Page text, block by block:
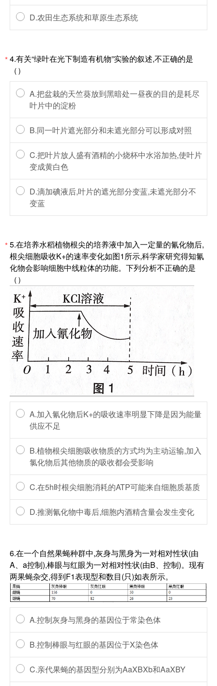
D.农田生态系统和草原生态系统
*4.有关“绿叶在光下制造有机物”实验的叙述,不正确的是
（）
A.把盆栽的天竺葵放到黑暗处一昼夜的目的是耗尽
叶片中的淀粉
B.同一叶片遮光部分和未遮光部分可以形成对照
C.把叶片放人盛有酒精的小烧杯中水浴加热,使叶片
变成黄白色
D.滴加碘液后,叶片的遮光部分变蓝,未遮光部分不
变蓝
*5.在培养水稻植物根尖的培养液中加入一定量的氰化物后,
根尖细胞吸收K+的速率变化如图1所示,科学家研究得知氰
化物会影响细胞中线粒体的功能。下列分析不正确的是
（）
A.加入氰化物后K+的吸收速率明显下降是因为能量
供应不足
B.植物根尖细胞吸收物质的方式均为主动运输,加入
氯化物后其他物质的吸收都会受影响
C.在5h时根尖细胞消耗的ATP可能来自细胞质基质
D.推测氰化物中毒后,细胞内酒精含量会发生变化
6.在一个自然果蝇种群中,灰身与黑身为一对相对性状(由
A、a控制),棒眼与红眼为一对相对性状(由B、控制)。现有
两果蝇杂交,得到F1表现型和数目(只)如表所示。
A.控制灰身与黑身的基因位于常染色体
B.控制棒眼与红眼的基因位于X染色体
C.亲代果蝇的基因型分别为AaXBXb和AaXBY